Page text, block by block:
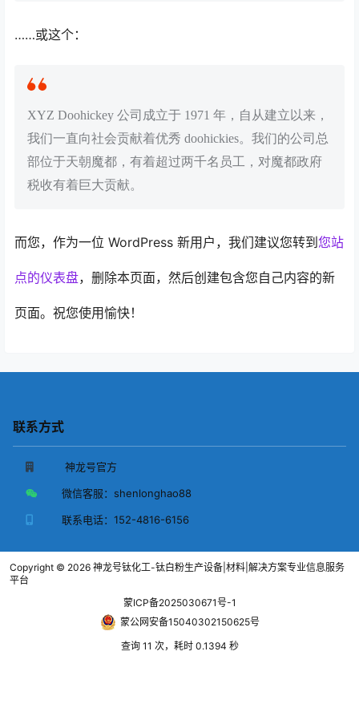
……或这个：
XYZ Doohickey 公司成立于 1971 年，自从建立以来，
我们一直向社会贡献着优秀 doohickies。我们的公司总
部位于天朝魔都，有着超过两千名员工，对魔都政府
税收有着巨大贡献。
而您，作为一位 WordPress 新用户，我们建议您转到 您站
点的仪表盘，删除本页面，然后创建包含您自己内容的新
页面。祝您使用愉快！
联系方式
神龙号官方
微信客服： shenlonghao88
联系电话： 152-4816-6156
Copyright © 2026 神龙号钛化工-钛白粉生产设备|材料|解决方案专业信息服务
平台
蒙ICP备2025030671号-1
蒙公网安备15040302150625号
查询 11 次，耗时 0.1394 秒